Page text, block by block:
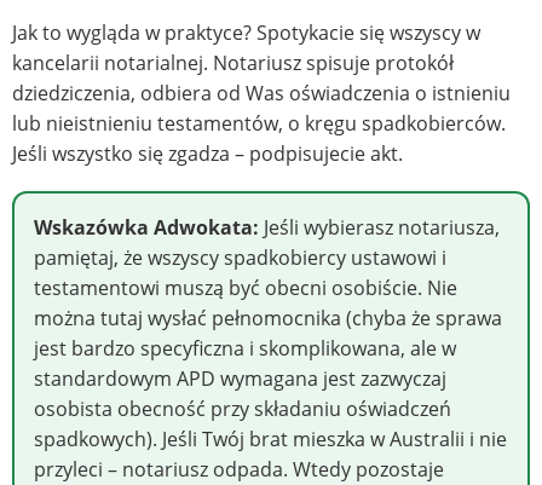
Jak to wygląda w praktyce? Spotykacie się wszyscy w
kancelarii notarialnej. Notariusz spisuje protokół
dziedziczenia, odbiera od Was oświadczenia o istnieniu
lub nieistnieniu testamentów, o kręgu spadkobierców.
Jeśli wszystko się zgadza – podpisujecie akt.
Wskazówka Adwokata: Jeśli wybierasz notariusza,
pamiętaj, że wszyscy spadkobiercy ustawowi i
testamentowi muszą być obecni osobiście. Nie
można tutaj wysłać pełnomocnika (chyba że sprawa
jest bardzo specyficzna i skomplikowana, ale w
standardowym APD wymagana jest zazwyczaj
osobista obecność przy składaniu oświadczeń
spadkowych). Jeśli Twój brat mieszka w Australii i nie
przyleci – notariusz odpada. Wtedy pozostaje